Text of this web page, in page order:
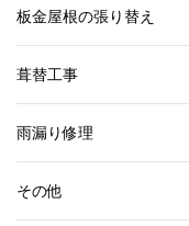
板金屋根の張り替え
葺替工事
雨漏り修理
その他